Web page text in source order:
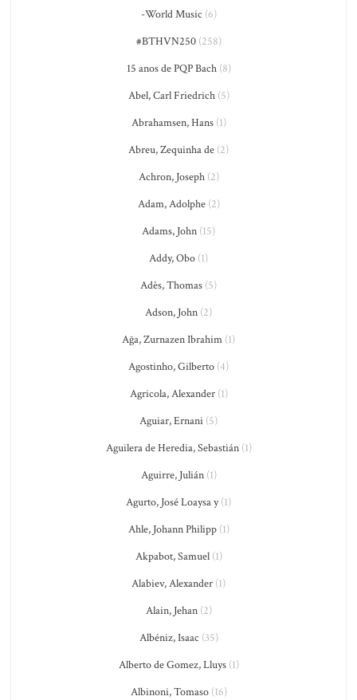
-World Music (6)
#BTHVN250(258)
15 anos de PQP Bach(8)
Abel, Carl Friedrich(5)
Abrahamsen, Hans(1)
Abreu, Zequinha de (2)
Achron, Joseph(2)
Adam, Adolphe(2)
Adams, John (15)
Addy, Obo (1)
Adès, Thomas (5)
Adson, John (2)
Ağa, Zurnazen Ibrahim (1)
Agostinho, Gilberto (4)
Agricola, Alexander(1)
Aguiar, Ernani (5)
Aguilera de Heredia, Sebastián(1)
Aguirre, Julián(1)
Agurto, José Loaysa y(1)
Ahle, Johann Philipp(1)
Akpabot, Samuel(1)
Alabiev, Alexander (1)
Alain, Jehan(2)
Albéniz, Isaac (35)
Alberto de Gomez, Lluys(1)
Albinoni, Tomaso(16)